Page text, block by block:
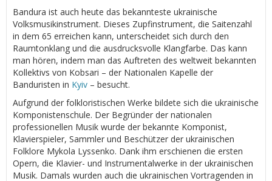
Bandura ist auch heute das bekannteste ukrainische
Volksmusikinstrument. Dieses Zupfinstrument, die Saitenzahl
in dem 65 erreichen kann, unterscheidet sich durch den
Raumtonklang und die ausdrucksvolle Klangfarbe. Das kann
man hören, indem man das Auftreten des weltweit bekannten
Kollektivs von Kobsari – der Nationalen Kapelle der
Banduristen in Kyiv – besucht.
Aufgrund der folkloristischen Werke bildete sich die ukrainische
Komponistenschule. Der Begründer der nationalen
professionellen Musik wurde der bekannte Komponist,
Klavierspieler, Sammler und Beschützer der ukrainischen
Folklore Mykola Lyssenko. Dank ihm erschienen die ersten
Opern, die Klavier- und Instrumentalwerke in der ukrainischen
Musik. Damals wurden auch die ukrainischen Vortragenden in